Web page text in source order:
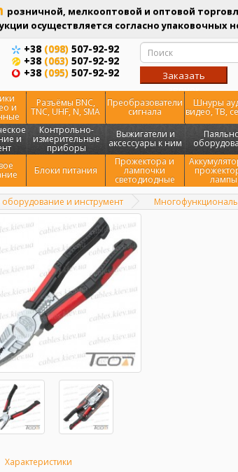
розничной, мелкооптовой и оптовой
осуществляется согласно упаковочных
+38 (098) 507-92-92
+38 (063) 507-92-92
+38 (095) 507-92-92
Заказать
звонок
и Разъёмы BNC,
TNC, UHF, N, SMA
Преобразователи
сигнала
Шнуры
видео, ТВ,
и
Контрольно-
измерительные
приборы
Выжигатели и
аксессуары к ним
Блоки питания
Прожектора и
лампочки
светодиодные лампы
оборудование и инструмент
Характеристики